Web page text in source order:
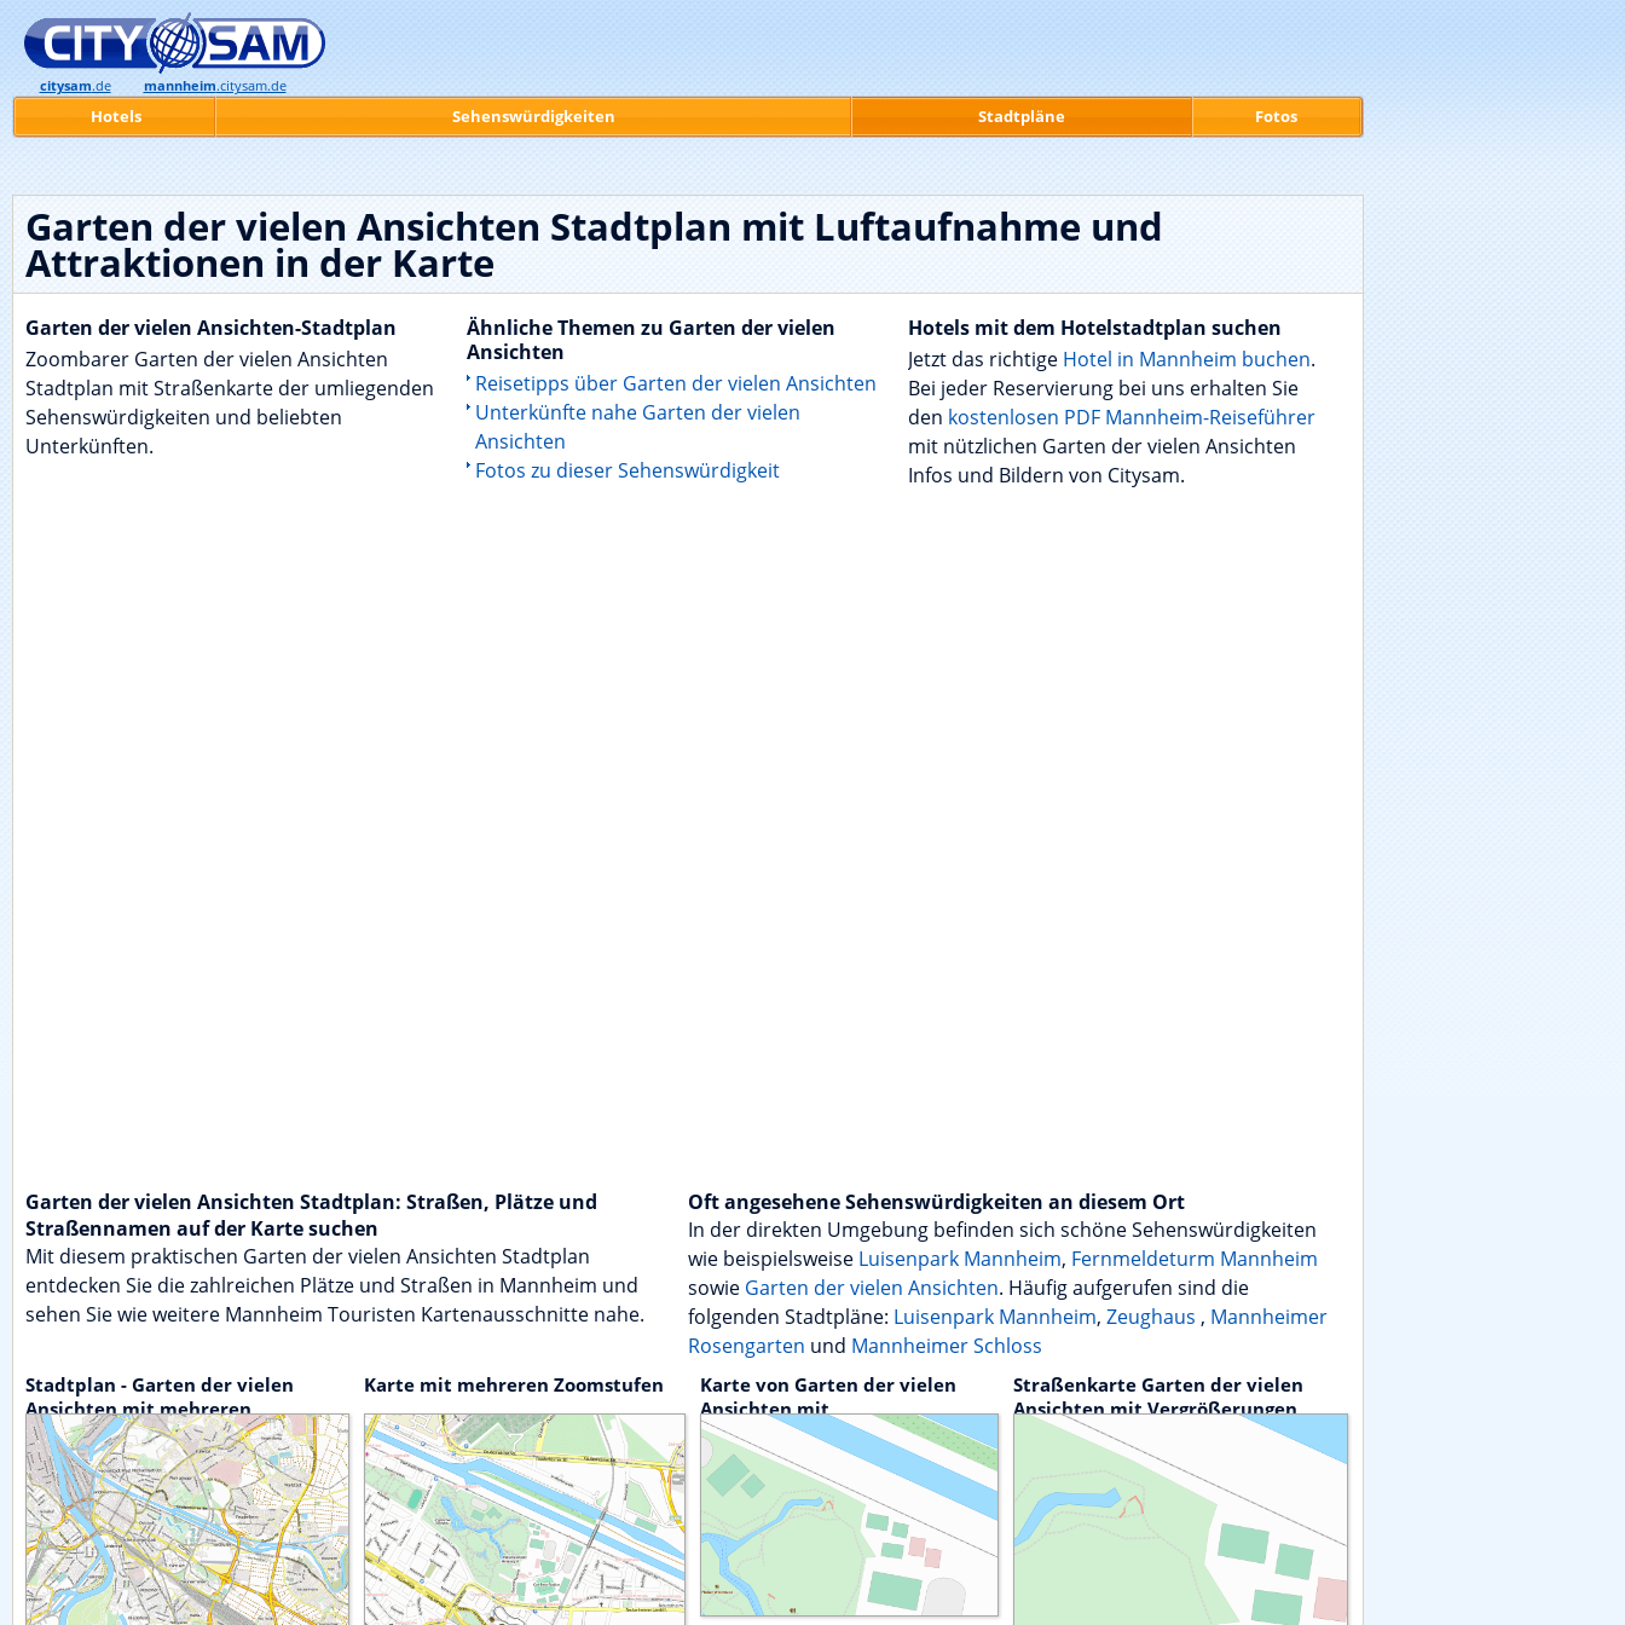
Garten der vielen Ansichten Stadtplan mit Luftaufnahme und
Attraktionen in der Karte
Garten der vielen Ansichten-Stadtplan
Zoombarer Garten der vielen Ansichten
Stadtplan mit Straßenkarte der umliegenden
Sehenswürdigkeiten und beliebten
Unterkünften.
Ähnliche Themen zu Garten der vielen
Ansichten
Reisetipps über Garten der vielen Ansichten
Unterkünfte nahe Garten der vielen
Ansichten
Fotos zu dieser Sehenswürdigkeit
Hotels mit dem Hotelstadtplan suchen
Jetzt das richtige Hotel in Mannheim buchen.
Bei jeder Reservierung bei uns erhalten Sie
den kostenlosen PDF Mannheim-Reiseführer
mit nützlichen Garten der vielen Ansichten
Infos und Bildern von Citysam.
Garten der vielen Ansichten Stadtplan: Straßen, Plätze und
Straßennamen auf der Karte suchen
Mit diesem praktischen Garten der vielen Ansichten Stadtplan
entdecken Sie die zahlreichen Plätze und Straßen in Mannheim und
sehen Sie wie weitere Mannheim Touristen Kartenausschnitte nahe.
Oft angesehene Sehenswürdigkeiten an diesem Ort
In der direkten Umgebung befinden sich schöne Sehenswürdigkeiten
wie beispielsweise Luisenpark Mannheim, Fernmeldeturm Mannheim
sowie Garten der vielen Ansichten. Häufig aufgerufen sind die
folgenden Stadtpläne: Luisenpark Mannheim, Zeughaus , Mannheimer
Rosengarten und Mannheimer Schloss
Stadtplan - Garten der vielen
Ansichten mit mehreren
Sehenswürdigkeiten
Karte mit mehreren Zoomstufen
Karte von Garten der vielen
Ansichten mit
Sehenswürdigkeiten
Straßenkarte Garten der vielen
Ansichten mit Vergrößerungen
citysam.de mannheim.citysam.de
Hotels Sehenswürdigkeiten Stadtpläne Fotos